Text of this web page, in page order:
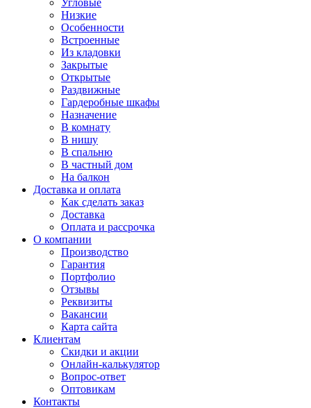
Угловые
Низкие
Особенности
Встроенные
Из кладовки
Закрытые
Открытые
Раздвижные
Гардеробные шкафы
Назначение
В комнату
В нишу
В спальню
В частный дом
На балкон
Доставка и оплата
Как сделать заказ
Доставка
Оплата и рассрочка
О компании
Производство
Гарантия
Портфолио
Отзывы
Реквизиты
Вакансии
Карта сайта
Клиентам
Скидки и акции
Онлайн-калькулятор
Вопрос-ответ
Оптовикам
Контакты